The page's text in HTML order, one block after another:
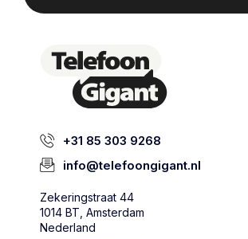
+31 85 303 9268
info@telefoongigant.nl
Zekeringstraat 44
1014 BT, Amsterdam
Nederland